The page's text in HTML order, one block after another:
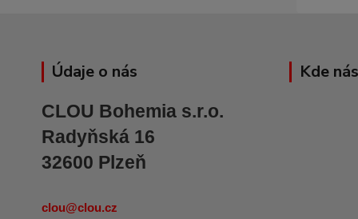
Údaje o nás
CLOU Bohemia s.r.o.
Radyňská 16
32600 Plzeň
clou@clou.cz
Kde